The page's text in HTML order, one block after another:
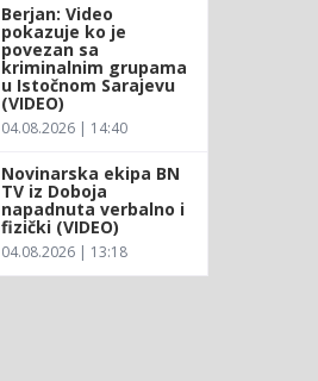
Berjan: Video
pokazuje ko je
povezan sa
kriminalnim grupama
u Istočnom Sarajevu
(VIDEO)
04.08.2026 | 14:40
Novinarska ekipa BN
TV iz Doboja
napadnuta verbalno i
fizički (VIDEO)
04.08.2026 | 13:18